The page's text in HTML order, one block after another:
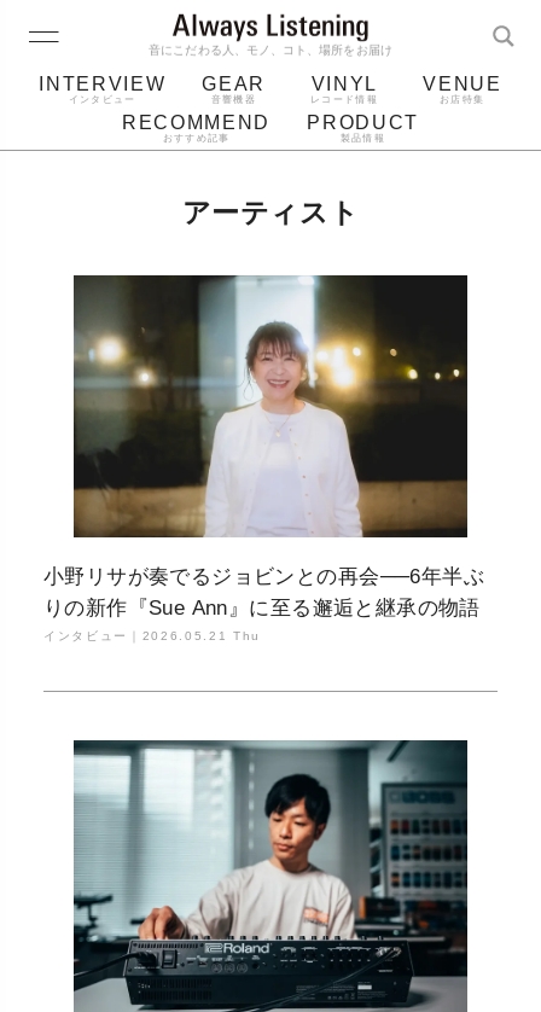
音にこだわる人、モノ、コト、場所をお届け
INTERVIEW
インタビュー
GEAR
音響機器
VINYL
レコード情報
VENUE
お店特集
RECOMMEND
おすすめ記事
PRODUCT
製品情報
ジャケット bluetooth
アーティスト
小野リサが奏でるジョビンとの再会──6年半ぶ
りの新作『Sue Ann』に至る邂逅と継承の物語
インタビュー｜ 2026.05.21 Thu